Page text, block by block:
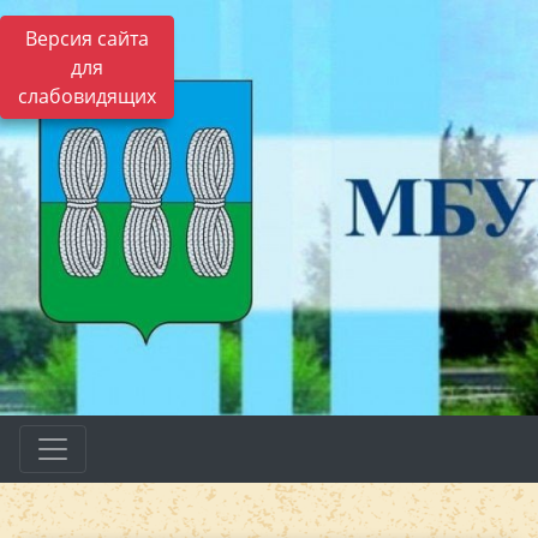
Версия сайта
для
слабовидящих